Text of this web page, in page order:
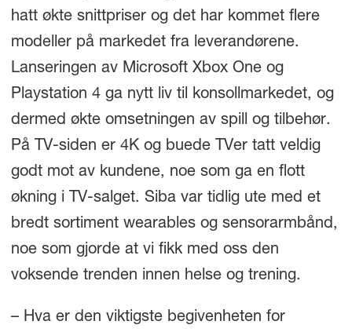
hatt økte snittpriser og det har kommet flere
modeller på markedet fra leverandørene.
Lanseringen av Microsoft Xbox One og
Playstation 4 ga nytt liv til konsollmarkedet, og
dermed økte omsetningen av spill og tilbehør.
På TV-siden er 4K og buede TVer tatt veldig
godt mot av kundene, noe som ga en flott
økning i TV-salget. Siba var tidlig ute med et
bredt sortiment wearables og sensorarmbånd,
noe som gjorde at vi fikk med oss den
voksende trenden innen helse og trening.
– Hva er den viktigste begivenheten for